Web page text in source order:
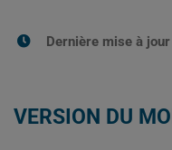
Dernière mise à jour
VERSION DU